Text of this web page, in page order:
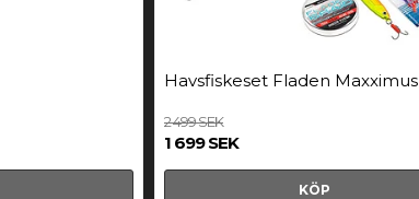
Havsfiskeset Fladen Maxximus
2 499 SEK
1 699 SEK
KÖP